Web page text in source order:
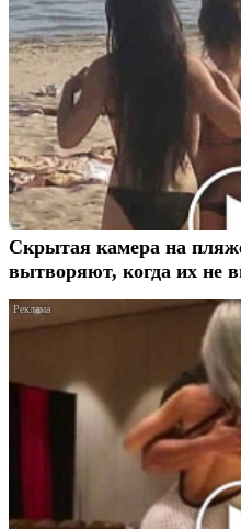
Скрытая камера на
вытворяют, когда их не